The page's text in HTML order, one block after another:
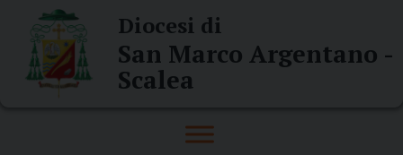
content
Diocesi di
San Marco Argentano -
Scalea